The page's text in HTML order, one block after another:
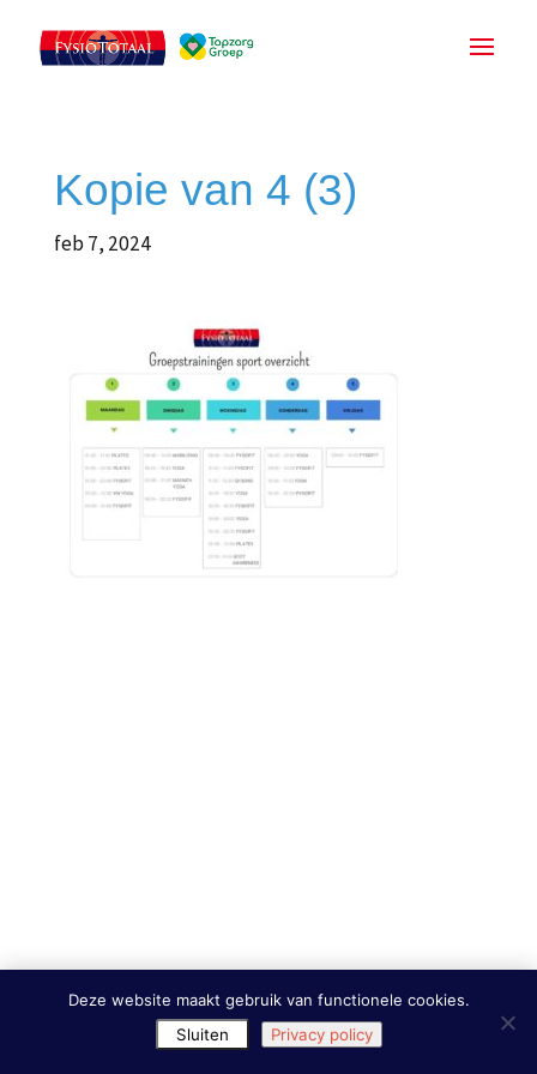
Kopie van 4 (3)
feb 7, 2024
Deze website maakt gebruik van functionele cookies.
Sluiten
Privacy policy